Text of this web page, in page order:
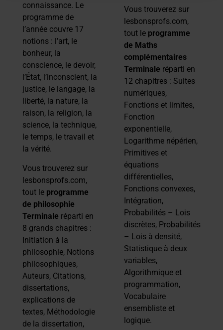
connaissance. Le
programme de
l’année couvre 17
notions : l’art, le
bonheur, la
conscience, le devoir,
l’État, l’inconscient, la
justice, le langage, la
liberté, la nature, la
raison, la religion, la
science, la technique,
le temps, le travail et
la vérité.
Vous trouverez sur
lesbonsprofs.com,
tout le programme
de philosophie
Terminale réparti en
8 grands chapitres :
Initiation à la
philosophie, Notions
philosophiques,
Auteurs, Citations,
dissertations,
explications de
textes, Méthodologie
de la dissertation,
Vous trouverez sur
lesbonsprofs.com,
tout le programme
de Maths
complémentaires
Terminale réparti en
12 chapitres : Suites
numériques,
Fonctions et limites,
Fonction
exponentielle,
Logarithme népérien,
Primitives et
équations
différentielles,
Fonctions convexes,
Intégration,
Probabilités – Lois
discrètes, Probabilités
– Lois à densité,
Statistique à deux
variables,
Algorithmique et
programmation,
Vocabulaire
ensembliste et
logique.